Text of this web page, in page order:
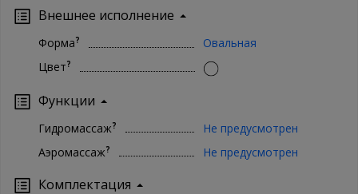
хлопоты!Внешнее исполнение
Форма?
Овальная
Цвет?
Функции
Гидромассаж?
Не предусмотрен
Аэромассаж? Не предусмотрен
Комплектация